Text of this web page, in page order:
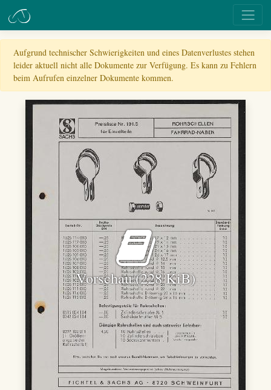
Aufgrund technischer Schwierigkeiten und eines Datenverlustes stehen
leider aktuell nicht alle Dokumente zur Verfügung. Es kann zu Fehlern
beim Aufrufen einzelner Dokumente kommen.
Vorschau (228 KiB)